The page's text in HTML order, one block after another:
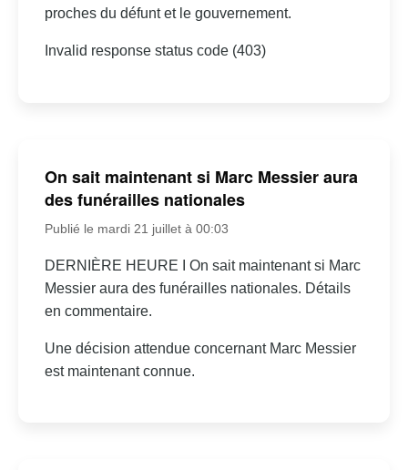
proches du défunt et le gouvernement.
Invalid response status code (403)
On sait maintenant si Marc Messier aura
des funérailles nationales
Publié le mardi 21 juillet à 00:03
DERNIÈRE HEURE I On sait maintenant si Marc
Messier aura des funérailles nationales. Détails
en commentaire.
Une décision attendue concernant Marc Messier
est maintenant connue.